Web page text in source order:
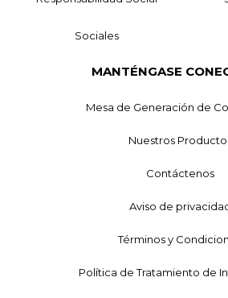
Sociales
MANTÉNGASE
Mesa de Generación de
Nuestros
Contáctenos
Aviso de
Términos y
Política de Tratamiento de